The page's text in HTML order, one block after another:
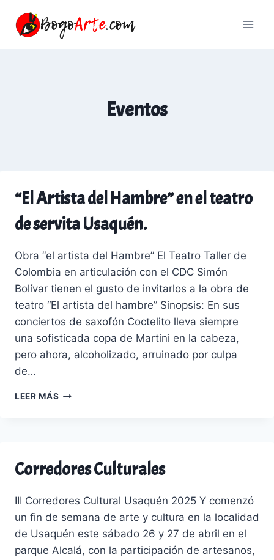
contenido
Eventos
“El Artista del Hambre” en el teatro
de servita Usaquén.
Obra “el artista del Hambre” El Teatro Taller de
Colombia en articulación con el CDC Simón
Bolívar tienen el gusto de invitarlos a la obra de
teatro “El artista del hambre” Sinopsis: En sus
conciertos de saxofón Coctelito lleva siempre
una sofisticada copa de Martini en la cabeza,
pero ahora, alcoholizado, arruinado por culpa
de…
LEER MÁS“EL
EL
TEATRO
SERVITA
Corredores Culturales
III Corredores Cultural Usaquén 2025 Y comenzó
un fin de semana de arte y cultura en la localidad
de Usaquén este sábado 26 y 27 de abril en el
parque Alcalá, con la participación de artesanos,